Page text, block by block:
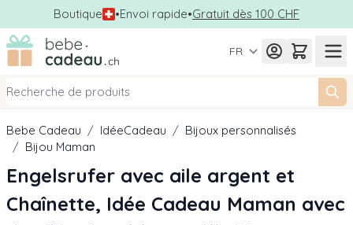
Boutique •Envoi rapide•Gratuit dès 100 CHF
Allez au contenu
FR
Bebe Cadeau / IdéeCadeau / Bijoux personnalisés
/ Bijou Maman
Engelsrufer avec aile argent et
Chaînette, Idée Cadeau Maman avec